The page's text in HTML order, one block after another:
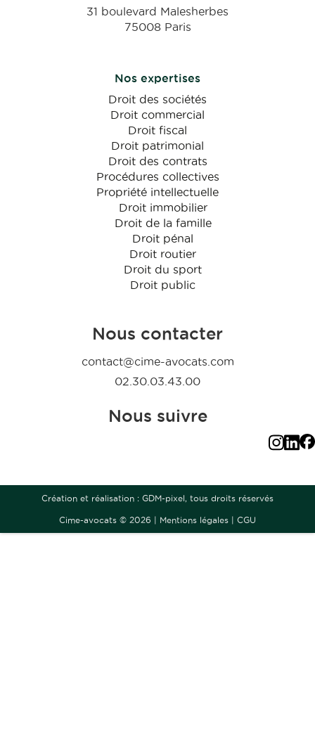
31 boulevard Malesherbes
75008 Paris
Nos expertises
Droit des sociétés
Droit commercial
Droit fiscal
Droit patrimonial
Droit des contrats
Procédures collectives
Propriété intellectuelle
Droit immobilier
Droit de la famille
Droit pénal
Droit routier
Droit du sport
Droit public
Nous contacter
contact@cime-avocats.com
02.30.03.43.00
Nous suivre
Création et réalisation : GDM-pixel, tous droits réservés
Cime-avocats © 2026 | Mentions légales CGU